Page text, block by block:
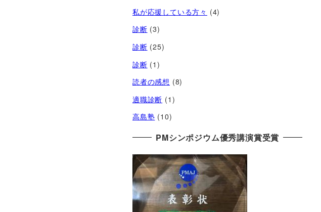
私が応援している方々 (4)
診断 (3)
診断 (25)
診断 (1)
読者の感想 (8)
適職診断 (1)
高島塾 (10)
PMシンポジウム優秀講演賞受賞